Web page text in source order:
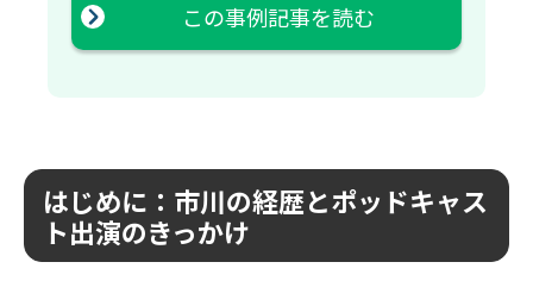
この事例記事を読む
はじめに：市川の経歴とポッドキャス
ト出演のきっかけ